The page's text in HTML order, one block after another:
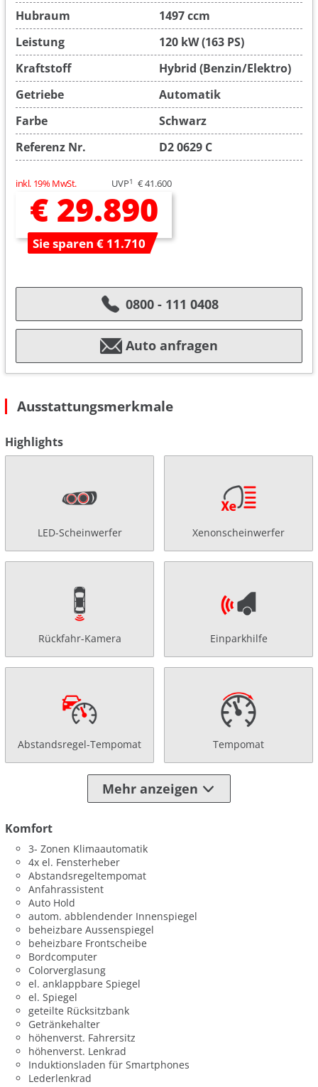
Hubraum
1497 ccm
Leistung
120 kW (163 PS)
Kraftstoff
Hybrid (Benzin/Elektro)
Getriebe
Automatik
Farbe
Schwarz
Referenz Nr.
D2 0629 C
inkl. 19% MwSt. UVP1 € 41.600
€ 29.890
Sie sparen € 11.710
0800 - 111 0408
Auto anfragen
Ausstattungsmerkmale
Highlights
LED-Scheinwerfer Xenonscheinwerfer
Rückfahr-Kamera Einparkhilfe
Abstandsregel-Tempomat Tempomat
Mehr anzeigen
Komfort
3- Zonen Klimaautomatik
4x el. Fensterheber
Abstandsregeltempomat
Anfahrassistent
Auto Hold
autom. abblendender Innenspiegel
beheizbare Aussenspiegel
beheizbare Frontscheibe
Bordcomputer
Colorverglasung
el. anklappbare Spiegel
el. Spiegel
geteilte Rücksitzbank
Getränkehalter
höhenverst. Fahrersitz
höhenverst. Lenkrad
Induktionsladen für Smartphones
Lederlenkrad